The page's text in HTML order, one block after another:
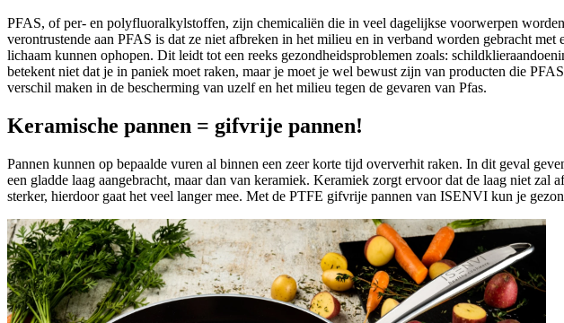
PFAS, of per- en polyfluoralkylstoffen, zijn chemicaliën die in veel dagelijkse voorwerpen
verontrustende aan PFAS is dat ze niet afbreken in het milieu en in verband worden gebracht
lichaam kunnen ophopen. Dit leidt tot een reeks gezondheidsproblemen zoals:
betekent niet dat je in paniek moet raken, maar je moet je wel bewust zijn van producten die
verschil maken in de bescherming van uzelf en het milieu tegen de gevaren van Pfas.
Keramische pannen = gifvrije pannen!
Pannen kunnen op bepaalde vuren al binnen een zeer korte tijd oververhit raken. In dit geval
een gladde laag aangebracht, maar dan van keramiek. Keramiek zorgt ervoor dat de laag niet
sterker, hierdoor gaat het veel langer mee. Met de PTFE gifvrije pannen van ISENVI kun je